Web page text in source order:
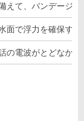
えて、バンデージ
面で浮力を確保す
の電波がとどなか